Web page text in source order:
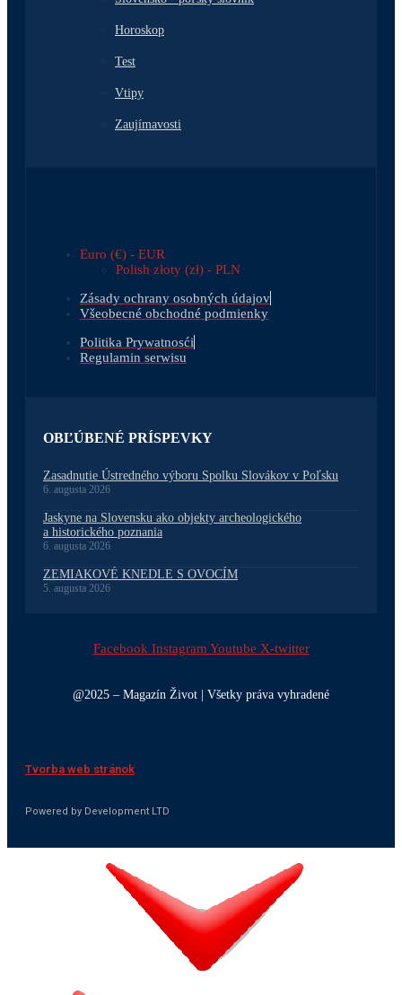
Horoskop
Test
Vtipy
Zaujímavosti
Euro (€) - EUR
Polish złoty (zł) - PLN
Zásady ochrany osobných údajov
Všeobecné obchodné podmienky
Politika Prywatnosći
Regulamin serwisu
OBĽÚBENÉ PRÍSPEVKY
Zasadnutie Ústredného výboru Spolku Slovákov v Poľsku
6. augusta 2026
Jaskyne na Slovensku ako objekty archeologického
a historického poznania
6. augusta 2026
ZEMIAKOVÉ KNEDLE S OVOCÍM
5. augusta 2026
Facebook Instagram Youtube X-twitter
@2025 – Magazín Život | Všetky práva vyhradené
Tvorba web stránok
Powered by Development LTD